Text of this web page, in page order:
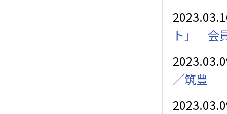
ト」 会
／筑豊